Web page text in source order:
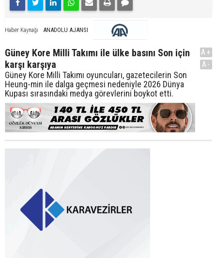
Haber Kaynağı ANADOLU AJANSI
Güney Kore Milli Takımı ile ülke basını Son için
karşı karşıya
Güney Kore Milli Takımı oyuncuları, gazetecilerin Son
Heung-min ile dalga geçmesi nedeniyle 2026 Dünya
Kupası sırasındaki medya görevlerini boykot etti.
A+
A-